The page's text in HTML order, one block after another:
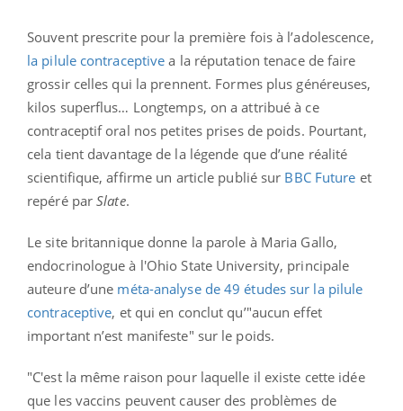
Souvent prescrite pour la première fois à l’adolescence,
la pilule contraceptive a la réputation tenace de faire
grossir celles qui la prennent. Formes plus généreuses,
kilos superflus… Longtemps, on a attribué à ce
contraceptif oral nos petites prises de poids. Pourtant,
cela tient davantage de la légende que d’une réalité
scientifique, affirme un article publié sur BBC Future et
repéré parSlate.
Le site britannique donne la parole à Maria Gallo,
endocrinologue à l'Ohio State University, principale
auteure d’une méta-analyse de 49 études sur la pilule
contraceptive, et qui en conclut qu’"aucun effet
important n’est manifeste" sur le poids.
"C'est la même raison pour laquelle il existe cette idée
que les vaccins peuvent causer des problèmes de